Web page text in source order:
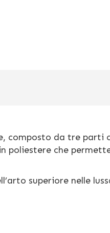
composto da tre
che permette
superiore nelle